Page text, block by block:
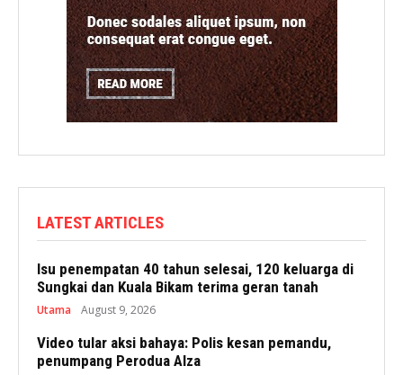
LATEST ARTICLES
Isu penempatan 40 tahun selesai, 120 keluarga di
Sungkai dan Kuala Bikam terima geran tanah
Utama August 9, 2026
Video tular aksi bahaya: Polis kesan pemandu,
penumpang Perodua Alza